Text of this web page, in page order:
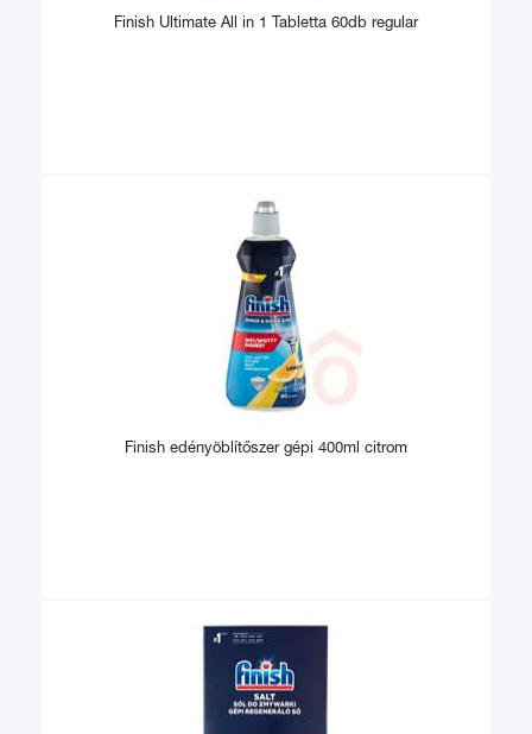
Finish Ultimate All in 1 Tabletta 60db regular
Finish edényöblítőszer gépi 400ml citrom